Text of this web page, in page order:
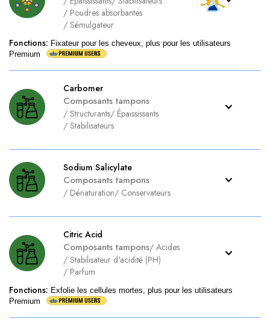
/ Poudres absorbantes
/ Sémulgateur
Fonctions: Fixateur pour les cheveux, plus pour les utilisateurs
Premium
Carbomer
Composants tampons
/ Structurants/ Épaississants
/ Stabilisateurs
Sodium Salicylate
Composants tampons
/ Dénaturation/ Conservateurs
Citric Acid
Composants tampons/ Acides.
/ Stabilisateur d'acidité (PH)
/ Parfum
Fonctions: Exfolie les cellules mortes, plus pour les utilisateurs
Premium